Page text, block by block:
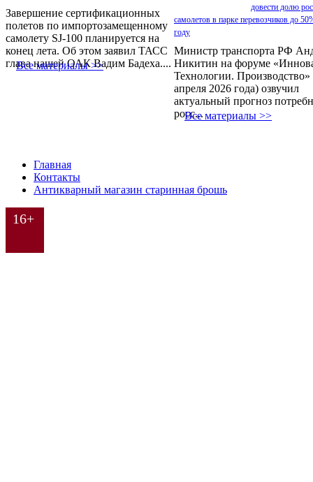
Завершение сертификационных
полетов по импортозамещенному
самолету SJ-100 планируется на
конец лета. Об этом заявил ТАСС
глава нашей ОАК Вадим Бадеха....
Все материалы >>
довести долю
самолетов в парке перевозчиков до
году
Министр транспорта РФ
Никитин на форуме
Технологии. Производство»
апреля 2026 года) озвучил
актуальный прогноз
росс...
Все материалы >>
Главная
Контакты
Антикварный магазин старинная брошь
16+